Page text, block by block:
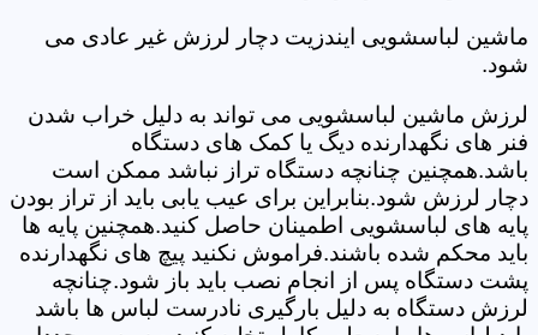
ماشین لباسشویی ایندزیت دچار لرزش غیر عادی می
شود.
لرزش ماشین لباسشویی می تواند به دلیل خراب شدن
فنر های نگهدارنده دیگ یا کمک های دستگاه
باشد.همچنین چنانچه دستگاه تراز نباشد ممکن است
دچار لرزش شود.بنابراین برای عیب یابی باید از تراز بودن
پایه های لباسشویی اطمینان حاصل کنید.همچنین پایه ها
باید محکم شده باشند.فراموش نکنید پیچ های نگهدارنده
پشت دستگاه پس از انجام نصب باید باز شود.چنانچه
لرزش دستگاه به دلیل بارگیری نادرست لباس ها باشد